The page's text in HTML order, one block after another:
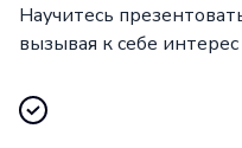
Научитесь
вызывая к себе